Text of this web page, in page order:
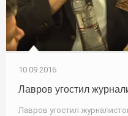
10.09.2016
Лавров угостил
Лавров угостил